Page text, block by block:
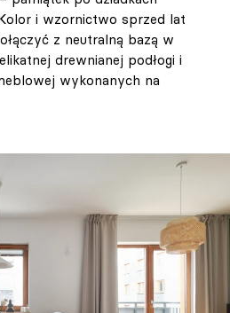
i wzornictwo sprzed lat
z neutralną bazą w
drewnianej podłogi i
wykonanych na